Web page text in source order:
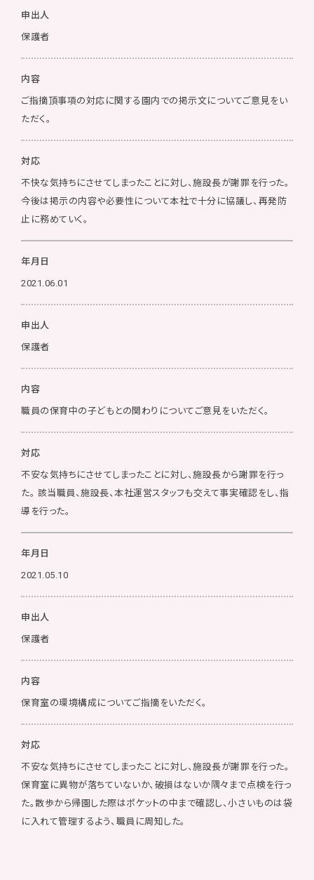
申出人
保護者
内容
ご指摘頂事項の対応に関する園内での掲示文についてご意見をい
ただく。
対応
不快な気持ちにさせてしまったことに対し、施設長が謝罪を行った。
今後は掲示の内容や必要性について本社で十分に協議し、再発防
止に務めていく。
年月日
2021.06.01
申出人
保護者
内容
職員の保育中の子どもとの関わりについてご意見をいただく。
対応
不安な気持ちにさせてしまったことに対し、施設長から謝罪を行っ
た。 該当職員、施設長、本社運営スタッフも交えて事実確認をし、指
導を行った。
年月日
2021.05.10
申出人
保護者
内容
保育室の環境構成についてご指摘をいただく。
対応
不安な気持ちにさせてしまったことに対し、施設長が謝罪を行った。
保育室に異物が落ちていないか、破損はないか隅々まで点検を行っ
た。散歩から帰園した際はポケットの中まで確認し、小さいものは袋
に入れて管理するよう、職員に周知した。